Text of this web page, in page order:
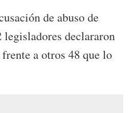
de abuso de
legisladores declararon
a otros 48 que lo